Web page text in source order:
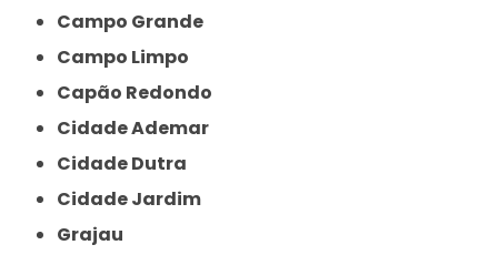
Campo Grande
Campo Limpo
Capão Redondo
Cidade Ademar
Cidade Dutra
Cidade Jardim
Grajau